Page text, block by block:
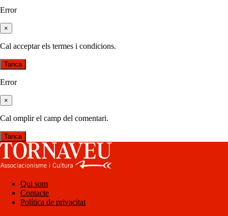
Error
×
Cal acceptar els termes i condicions.
Tanca
Error
×
Cal omplir el camp del comentari.
Tanca
Qui som
Contacte
Política de privacitat